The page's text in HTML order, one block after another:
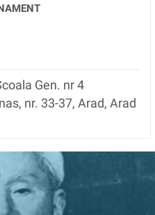
Gen. nr 4
nr. 33-37, Arad, Arad